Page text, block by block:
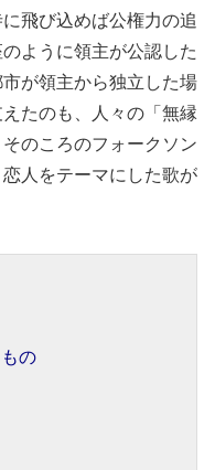
飛び込めば公権力の追
ように領主が公認した
が領主から独立した場
たのも、人々の「無縁
のころのフォークソン
人をテーマにした歌が
の